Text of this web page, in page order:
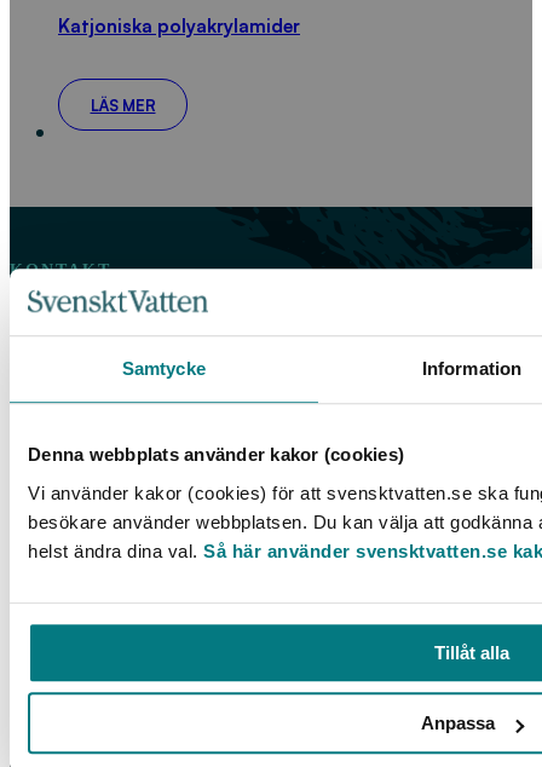
Samtycke Information
Denna webbplats använder kakor (cookies)
Vi använder kakor (cookies) för att svensktvatten.se ska
besökare använder webbplatsen. Du kan välja att
helst ändra dina val. Så här använder svensktvatten.se
Tillåt alla
Anpassa
Katjoniska polyakrylamider
LÄS MER
KONTAKT
Telefon: 08 – 506 002 90
E-post:vattenbokhandeln@exacta.se
For orders outside Sweden and Norway, please order by email:
vattenbokhandeln@exacta.seand include your VAT-number.
VATTENBOKHANDELN
Vi behandlar dina personuppgifter enligt Svenskt Vattens